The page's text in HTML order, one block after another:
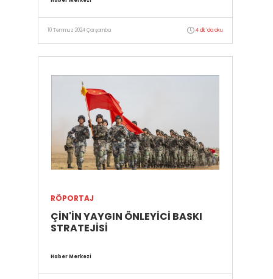
10 Temmuz 2024 Çarşamba 4 dk 'da oku
RÖPORTAJ
ÇİN'İN YAYGIN ÖNLEYİCİ BASKI
STRATEJİSİ
Haber Merkezi